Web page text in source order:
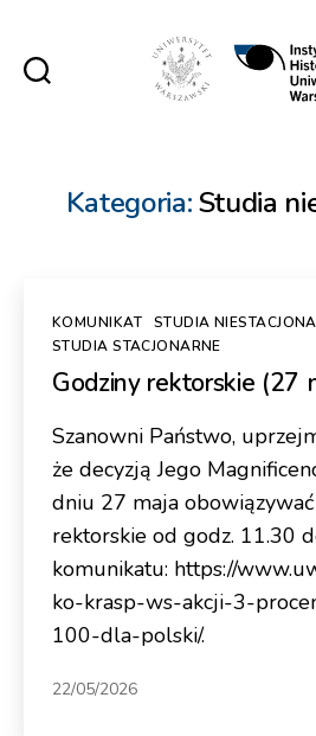
UW
Kategoria:Studia
Kategorie
KOMUNIKAT
STUDIA
STUDIA STACJONARNE
Godziny rektorskie (27
Szanowni Państwo,
że decyzją Jego
dniu 27 maja
rektorskie od godz. 11.30
komunikatu: https://
ko-krasp-ws-akcji-3-
100-dla-polski/.
22/05/2026